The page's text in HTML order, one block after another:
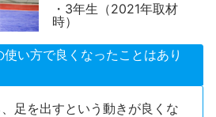
・3年生（2021年取材
時）
い方で良くなったことはあり
足を出すという動きが良くな